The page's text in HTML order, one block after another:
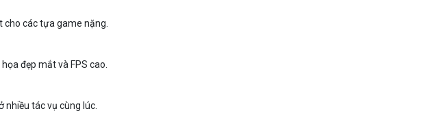
cho các tựa game nặng.
đẹp mắt và FPS cao.
tác vụ cùng lúc.